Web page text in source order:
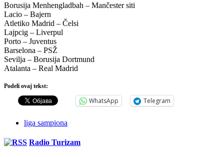
Borusija Menhengladbah – Mančester siti
Lacio – Bajern
Atletiko Madrid – Čelsi
Lajpcig – Liverpul
Porto – Juventus
Barselona – PSŽ
Sevilja – Borusija Dortmund
Atalanta – Real Madrid
Podeli ovaj tekst:
WhatsApp Telegram
liga sampiona
Radio Turizam